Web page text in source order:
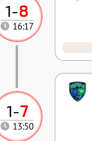
1-7
13:50
1-8
16:17